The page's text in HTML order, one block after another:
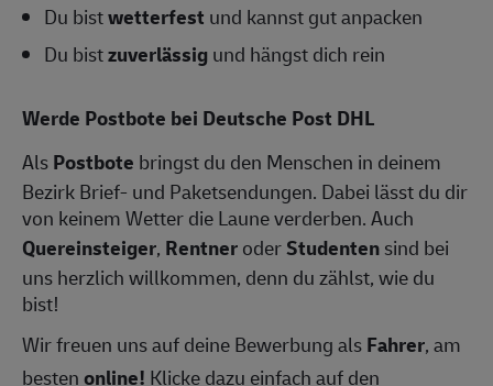
Du bistwetterfest und kannst gut anpacken
Du bistzuverlässigund hängst dich rein
Werde Postbote bei Deutsche Post DHL
AlsPostbote bringst du den Menschen in deinem
Bezirk Brief- und Paketsendungen. Dabei lässt du dir
von keinem Wetter die Laune verderben. Auch
Quereinsteiger, RentneroderStudentensind bei
uns herzlich willkommen, denn du zählst, wie du
bist!
Wir freuen uns auf deine Bewerbung alsFahrer, am
bestenonline! Klicke dazu einfach auf den